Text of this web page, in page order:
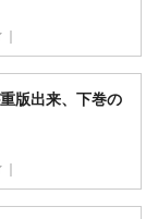
版出来、下巻の